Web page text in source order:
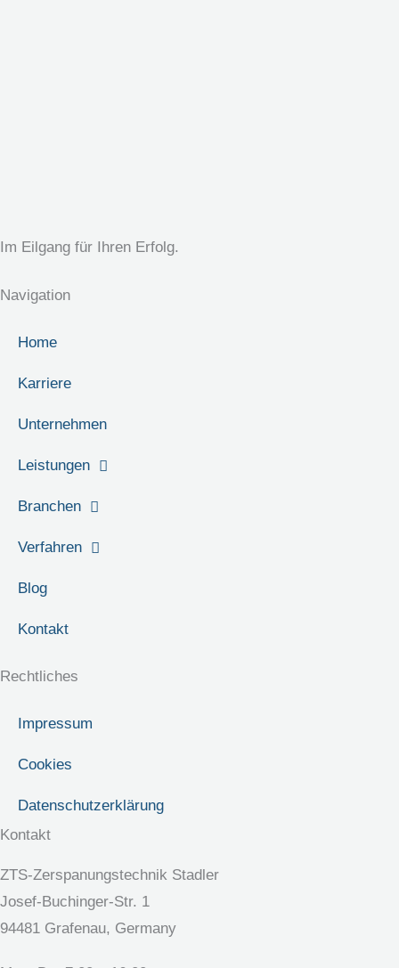
Im Eilgang für Ihren Erfolg.
Navigation
Home
Karriere
Unternehmen
Leistungen
Branchen
Verfahren
Blog
Kontakt
Rechtliches
Impressum
Cookies
Datenschutz­erklärung
Kontakt
ZTS-Zerspanungstechnik Stadler
Josef-Buchinger-Str. 1
94481 Grafenau, Germany